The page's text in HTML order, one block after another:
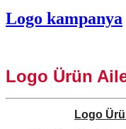
Logo kampanya
Logo Ürün
Logo